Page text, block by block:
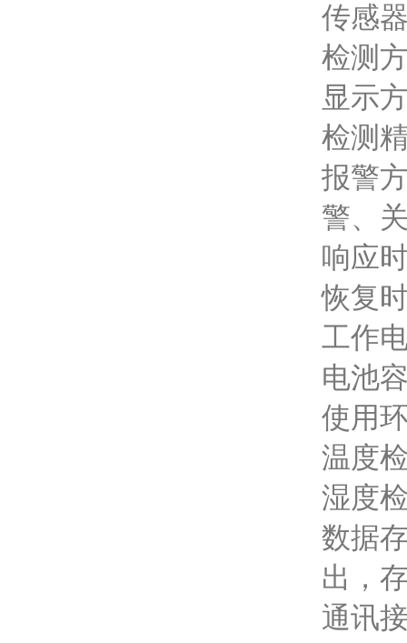
传感
检测
显示
检测
报警
警、
响应
恢复
工作
电池
使用
温度
湿度
数据
出，
通讯